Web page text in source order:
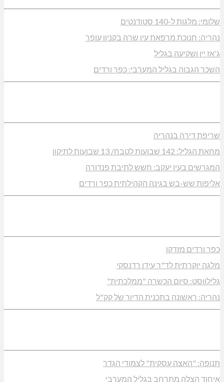
שלומי: מלגות ל-140 סטודנטים
נהריה: חנוכת מרפאת עין שרה בקניון עופר
ג'אז יין ושקיעה בגליל
השכר הגבוה בגליל המערבי: כפר ורדים
שריפת דירה בנהריה
מחאת הגליל: 142 שבועות לטבח/ 13 שבועות לתיקון
המגרשים בעין יעקב: חשש לתיבת פנדורה
אליפות שש-בש בגינה הקהילתית כפר ורדים
כפר ורדים מזדקן
מלגה יוקרתית לד"ר עידן רדנסקי
גלילווסט: סיום הכשרה "ממלכתית"
נהריה: ראשונה בתכנית הדיור של קק"ל
תנופה: "האצה עסקית" לצמודי הגדר
איחוד הצלה מתרחב בגליל המערבי